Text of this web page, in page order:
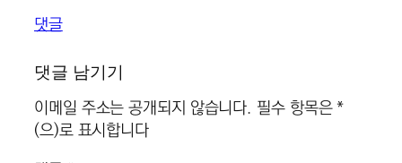
댓글
댓글 남기기
이메일 주소는 공개되지 않습니다. 필수 항목은*
(으)로 표시합니다